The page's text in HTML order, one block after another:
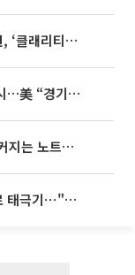
미국, 가상자산 포괄 규제 속도…상원, ‘클래리티법’ 9월 절차투표 추진
이란, 미국에 호르무즈 합의 조건 제시…美 “경기 아직 안 끝나” [종합]
맥북 품은 삼성에 ‘중국산’ 맹추격⋯커지는 노트북 OLED 시장
서경덕 교수, 김희철도 분노한 거꾸로 태극기⋯"엉터리는 아냐, 아쉬울 뿐"